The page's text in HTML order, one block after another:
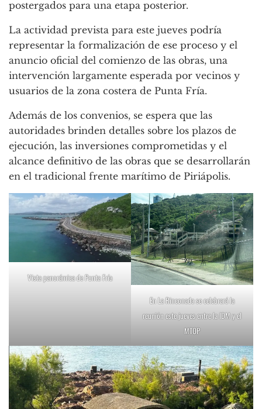
postergados para una etapa posterior.
La actividad prevista para este jueves podría
representar la formalización de ese proceso y el
anuncio oficial del comienzo de las obras, una
intervención largamente esperada por vecinos y
usuarios de la zona costera de Punta Fría.
Además de los convenios, se espera que las
autoridades brinden detalles sobre los plazos de
ejecución, las inversiones comprometidas y el
alcance definitivo de las obras que se desarrollarán
en el tradicional frente marítimo de Piriápolis.
Vista panorámica de Punta Fría
En La Rinconada se celebrará la
reunión este jueves entre la IDM y el
MTOP